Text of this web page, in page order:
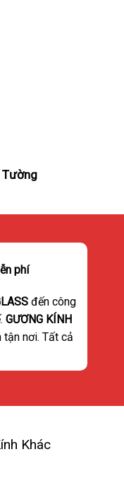
Tường
phí
đến công
GƯƠNG KÍNH
tận nơi. Tất cả
Khác